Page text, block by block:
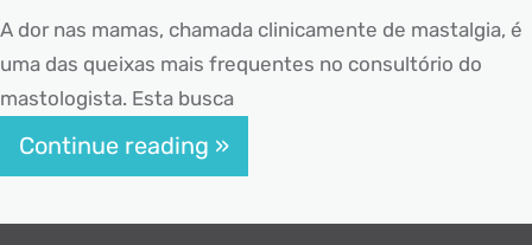
A dor nas mamas, chamada clinicamente de mastalgia, é
uma das queixas mais frequentes no consultório do
mastologista. Esta busca
Continue reading